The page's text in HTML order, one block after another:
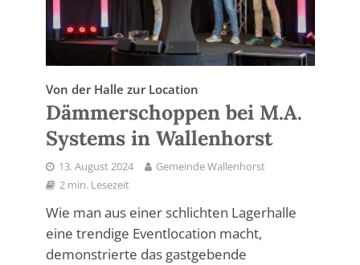
Von der Halle zur Location
Dämmerschoppen bei M.A.
Systems in Wallenhorst
13. August 2024
Gemeinde Wallenhorst
2 min. Lesezeit
Wie man aus einer schlichten Lagerhalle
eine trendige Eventlocation macht,
demonstrierte das gastgebende